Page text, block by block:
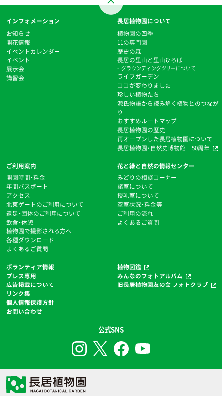
インフォメーション
お知らせ
開花情報
イベントカレンダー
イベント
展示会
講習会
長居植物園について
植物園の四季
11の専門園
歴史の森
⻑居の里山と里山ひろば
グラウンディングツリーについて
ライフガーデン
ココが変わりました
珍しい植物たち
源氏物語から読み解く植物とのつなが
り
おすすめルートマップ
⻑居植物園の歴史
再オープンした長居植物園について
長居植物園・自然史博物館 50周年
ご利用案内
開園時間・料金
年間パスポート
アクセス
北東ゲートのご利用について
遠足・団体のご利用について
飲食・休憩
植物園で撮影される方へ
各種ダウンロード
よくあるご質問
花と緑と自然の情報センター
みどりの相談コーナー
諸室について
授乳室について
空室状況・料金等
ご利用の流れ
よくあるご質問
ボランティア情報
プレス専用
広告掲載について
リンク集
個人情報保護方針
お問い合わせ
植物図鑑
みんなのフォトアルバム
旧長居植物園友の会 フォトクラブ
公式SNS